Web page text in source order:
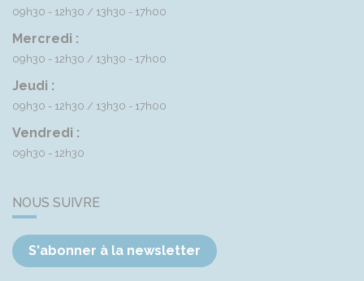
09h30 - 12h30 13h30 - 17h00
Mercredi :
09h30 - 12h30 13h30 - 17h00
Jeudi :
09h30 - 12h30 13h30 - 17h00
Vendredi :
09h30 - 12h30
NOUS SUIVRE
S'abonner à la newsletter